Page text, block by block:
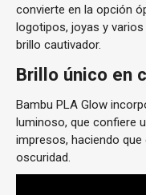
convierte en la opción
logotipos, joyas y
brillo cautivador.
Brillo único en
Bambu PLA Glow
luminoso, que confiere
impresos, haciendo
oscuridad.